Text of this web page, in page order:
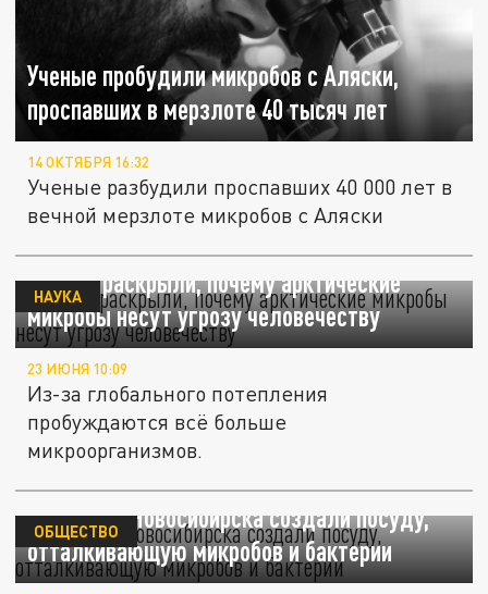
Ученые пробудили микробов с Аляски,
проспавших в мерзлоте 40 тысяч лет
14 ОКТЯБРЯ 16:32
Ученые разбудили проспавших 40 000 лет в
вечной мерзлоте микробов с Аляски
Учёные раскрыли, почему арктические
микробы несут угрозу человечеству
НАУКА
23 ИЮНЯ 10:09
Из-за глобального потепления
пробуждаются всё больше
микроорганизмов.
Учёные из Новосибирска создали посуду,
отталкивающую микробов и бактерии
ОБЩЕСТВО